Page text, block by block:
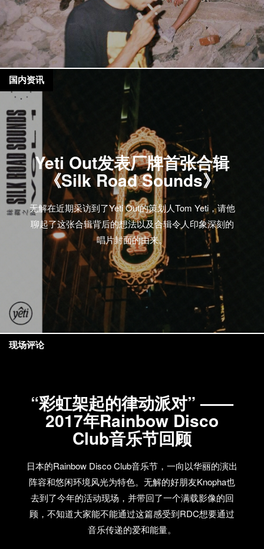
Yeti Out发表厂牌首张合辑
《Silk Road Sounds》
无解在近期采访到了Yeti Out的策划人Tom Yeti，请他
聊起了这张合辑背后的想法以及合辑令人印象深刻的
唱片封面的由来。
国内资讯
“彩虹架起的律动派对” ——
2017年Rainbow Disco
Club音乐节回顾
日本的Rainbow Disco Club音乐节，一向以华丽的演出
阵容和悠闲环境风光为特色。无解的好朋友Knopha也
去到了今年的活动现场，并带回了一个满载影像的回
顾，不知道大家能不能通过这篇感受到RDC想要通过
音乐传递的爱和能量。
现场评论